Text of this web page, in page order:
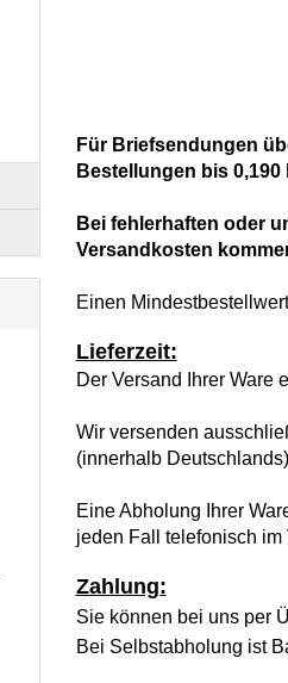
Für Briefsendungen
Bestellungen bis
Bei fehlerhaften oder
Versandkosten
Einen
Lieferzeit:
Der Versand Ihrer Ware
Wir versenden
(innerhalb
Eine Abholung Ihrer
jeden Fall telefonisch im
Zahlung:
Sie können bei uns per
Bei Selbstabholung ist